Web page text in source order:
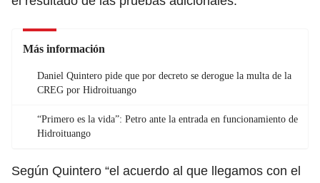
Más información
Daniel Quintero pide que por decreto se derogue la multa de la
CREG por Hidroituango
“Primero es la vida”: Petro ante la entrada en funcionamiento de
Hidroituango
Según Quintero “el acuerdo al que llegamos con el